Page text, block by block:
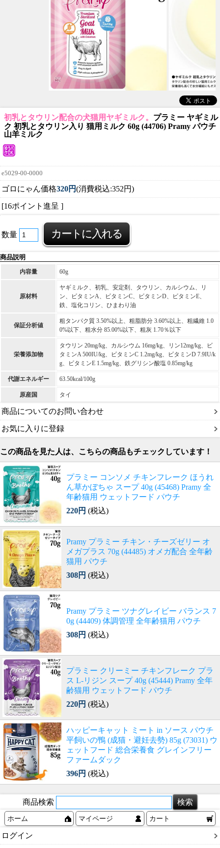
初乳とタウリン配合の犬猫用ヤギミルク。 プラミー ヤギミル
ク 初乳とタウリン入り 猫用ミルク 60g (44706) Pramy パウチ
山羊ミルク
e5029-00-0000
ゴロにゃん価格320円(消費税込:352円)
[16ポイント進呈 ]
数量
商品説明
内容量 60g
原材料
ヤギミルク、初乳、安定剤、タウリン、カルシウム、リ
ン、ビタミンA、ビタミンC、ビタミンD、ビタミンE、
鉄、塩化コリン、ひまわり油
保証分析値
粗タンパク質 3.50%以上、粗脂肪分 3.60%以上、粗繊維 1.0
0%以下、粗水分 85.00%以下、粗灰 1.70％以下
栄養添加物
タウリン 20mg/kg、カルシウム 16mg/kg、リン12mg/kg、ビ
タミンA 500IU/kg、ビタミンC 1.2mg/kg、ビタミンD 7.9IU/k
g、ビタミンE 1.5mg/kg、鉄グリシン酸塩 0.85mg/kg
代謝エネルギー 63.50kcal/100g
原産国 タイ
商品についてのお問い合わせ
お気に入りに登録
この商品を見た人は、こちらの商品もチェックしています！
プラミー コンソメ チキンフレーク ほうれ
ん草かぼちゃ スープ 40g (45468) Pramy 全
年齢猫用 ウェットフード パウチ
220円 (税込)
Pramy プラミー チキン・チーズゼリー オ
メガプラス 70g (44485) オメガ配合 全年齢
猫用 パウチ
308円 (税込)
Pramy プラミー ツナグレイビー バランス 7
0g (44409) 体調管理 全年齢猫用 パウチ
308円 (税込)
プラミー クリーミー チキンフレーク プラ
ス L-リジン スープ 40g (45444) Pramy 全年
齢猫用 ウェットフード パウチ
220円 (税込)
ハッピーキャット ミート in ソース パウチ
平飼いの鴨 (成猫・避妊去勢) 85g (73031) ウ
ェットフード 総合栄養食 グレインフリー
ファームダック
396円 (税込)
商品検索
ホーム マイページ カート
ログイン